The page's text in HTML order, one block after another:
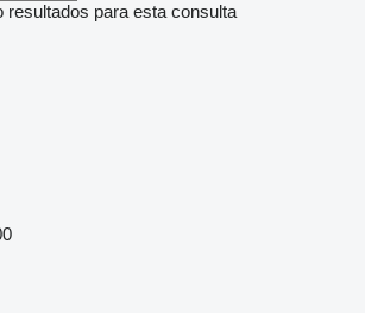
resultados para esta consulta